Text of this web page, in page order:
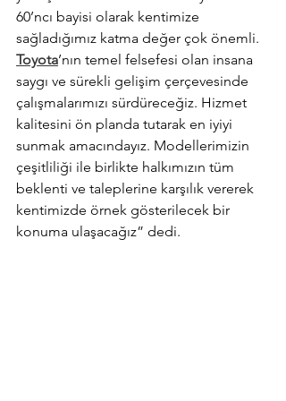
60’ncı bayisi olarak kentimize
sağladığımız katma değer çok önemli.
Toyota’nın temel felsefesi olan insana
saygı ve sürekli gelişim çerçevesinde
çalışmalarımızı sürdüreceğiz. Hizmet
kalitesini ön planda tutarak en iyiyi
sunmak amacındayız. Modellerimizin
çeşitliliği ile birlikte halkımızın tüm
beklenti ve taleplerine karşılık vererek
kentimizde örnek gösterilecek bir
konuma ulaşacağız” dedi.